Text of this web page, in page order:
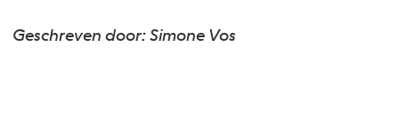
Geschreven door: Simone Vos